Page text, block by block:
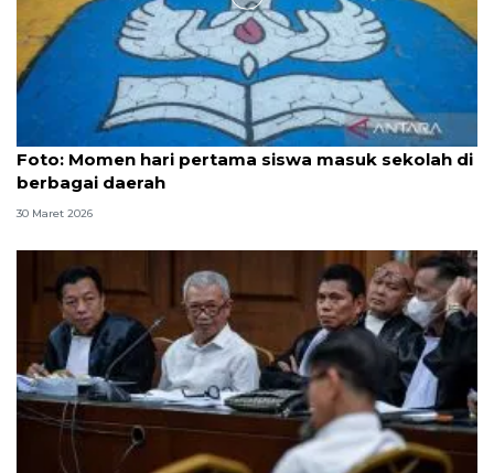
Foto: Momen hari pertama siswa masuk sekolah di
berbagai daerah
30 Maret 2026